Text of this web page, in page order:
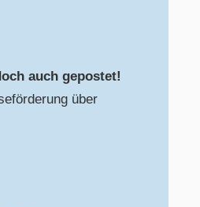
auch gepostet!
über